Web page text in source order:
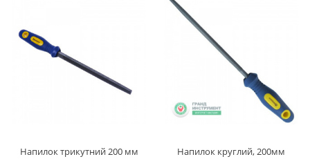
Напилок трикутний 200 мм
Напилок круглий, 200мм